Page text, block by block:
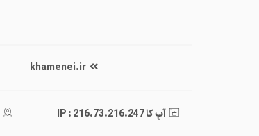
khamenei.ir
آپ کا IP : 216.73.216.247